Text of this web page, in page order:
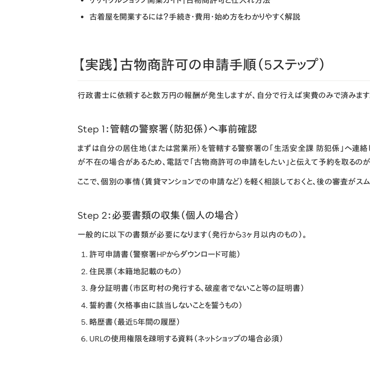
古着屋を開業するには？手続き・費用・始め方をわかりやすく解説
【実践】古物商許可の申請手順（5ステップ）
行政書士に依頼すると数万円の報酬が発生しますが、自分で行えば実費のみで済みます
Step 1：管轄の警察署（防犯係）へ事前確認
まずは自分の居住地（または営業所）を管轄する警察署の「生活安全課 防犯係」へ連絡
が不在の場合があるため、電話で「古物商許可の申請をしたい」と伝えて予約を取るのが
ここで、個別の事情（賃貸マンションでの申請など）を軽く相談しておくと、後の審査がス
Step 2：必要書類の収集（個人の場合）
一般的に以下の書類が必要になります（発行から3ヶ月以内のもの）。
許可申請書 （警察署HPからダウンロード可能）
住民票 （本籍地記載のもの）
身分証明書 （市区町村の発行する、破産者でないこと等の証明書）
誓約書 （欠格事由に該当しないことを誓うもの）
略歴書 （最近5年間の履歴）
URLの使用権限を疎明する資料（ネットショップの場合必須）